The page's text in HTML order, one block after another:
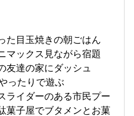
た目玉焼きの朝ごはん
マックス見ながら宿題
友達の家にダッシュ
ったりで遊ぶ
ライダーのある市民プー
菓子屋でブタメンとお菓